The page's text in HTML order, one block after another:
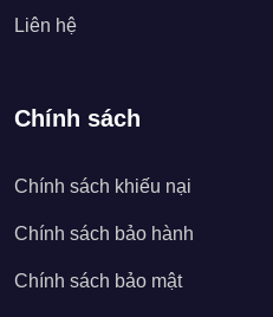
Liên hệ
Chính sách
Chính sách khiếu nại
Chính sách bảo hành
Chính sách bảo mật